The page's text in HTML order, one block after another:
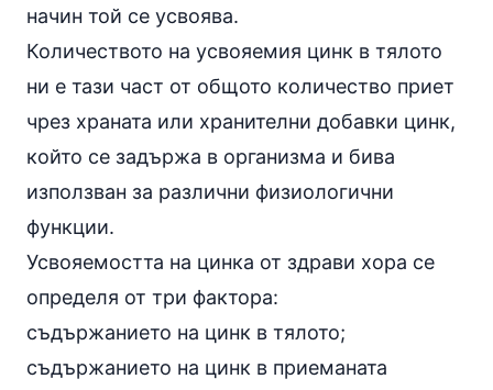
начин той се усвоява.
Количеството на усвояемия цинк в тялото
ни е тази част от общото количество приет
чрез храната или хранителни добавки цинк,
който се задържа в организма и бива
използван за различни физиологични
функции.
Усвояемостта на цинка от здрави хора се
определя от три фактора:
съдържанието на цинк в тялото;
съдържанието на цинк в приеманата